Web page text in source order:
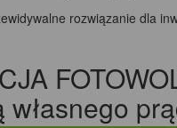
rozwiązanie dla
własnego